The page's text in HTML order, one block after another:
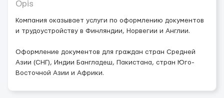
Opis
Компания оказывает услуги по оформлению документов
и трудоустройству в Финляндии, Норвегии и Англии.
Оформление документов для граждан стран Средней
Азии (СНГ), Индии Бангладеш, Пакистана, стран Юго-
Восточной Азии и Африки.